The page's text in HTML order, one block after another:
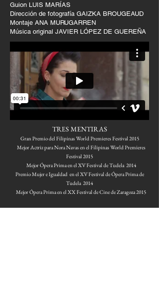
Guion LUIS MARÍAS
Dirección de fotografía GAIZKA BROUGEAUD
Montaje ANA MURUGARREN
Música original JAVIER LÓPEZ DE GUEREÑA
TRES MENTIRAS
Gran Premio del Filipinas World Premieres Festival 2015
Mejor Actriz para Nora Navas en el Filipinas World Premieres
Festival 2015
Mejor Ópera Prima en el XV Festival de Tudela 2014
Premio Mujer e Igualdad en el XV Festival de Ópera Prima de
Tudela 2014
Mejor Ópera Prima en el XX Festival de Cine de Zaragoza 2015